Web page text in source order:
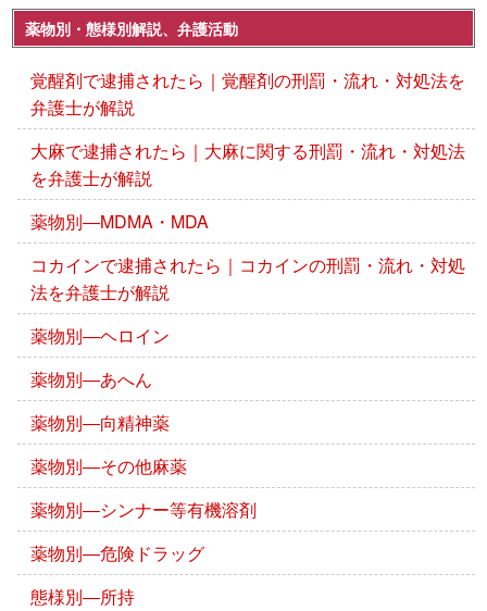
薬物別・態様別解説、弁護活動
覚醒剤で逮捕されたら｜覚醒剤の刑罰・流れ・対処法を
弁護士が解説
大麻で逮捕されたら｜大麻に関する刑罰・流れ・対処法
を弁護士が解説
薬物別―MDMA・MDA
コカインで逮捕されたら｜コカインの刑罰・流れ・対処
法を弁護士が解説
薬物別―ヘロイン
薬物別―あへん
薬物別―向精神薬
薬物別―その他麻薬
薬物別―シンナー等有機溶剤
薬物別―危険ドラッグ
態様別―所持